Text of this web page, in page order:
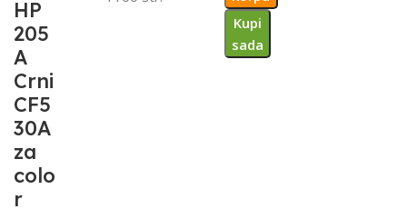
HP
205
A
Crni
CF5
30A
za
colo
r
Kupi
sada